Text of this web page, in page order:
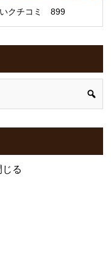
クチコミ 899
る